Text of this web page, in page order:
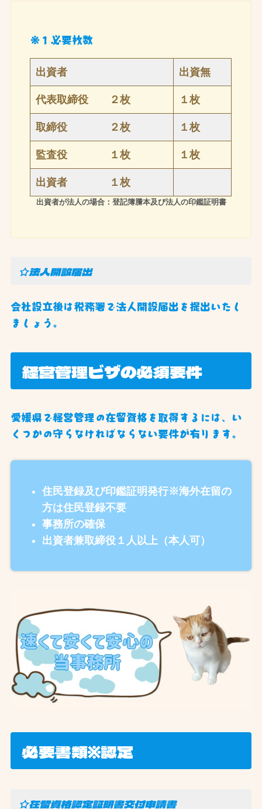
※１必要枚数
出資者 出資無
代表取締役 ２枚 １枚
取締役 ２枚 １枚
監査役 １枚 １枚
出資者 １枚
出資者が法人の場合：登記簿謄本及び法人の印鑑証明書
☆法人開設届出
会社設立後は税務署で法人開設届出を提出いたし
ましょう。
経営管理ビザの必須要件
愛媛県で経営管理の在留資格を取得するには、い
くつかの守らなければならない要件が有ります。
住民登録及び印鑑証明発行※海外在留の
方は住民登録不要
事務所の確保
出資者兼取締役１人以上（本人可）
必要書類※認定
☆在留資格認定証明書交付申請書